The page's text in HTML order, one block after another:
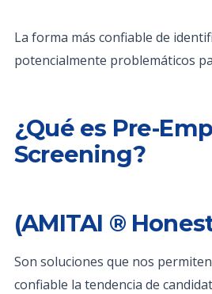
La forma más confiable de
potencialmente problemáticos
¿Qué es Pre-
Screening?
(AMITAI ®
Son soluciones que nos
confiable la tendencia de